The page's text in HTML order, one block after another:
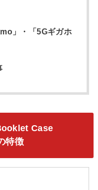
」・「5Gギガホ
Case
特徴